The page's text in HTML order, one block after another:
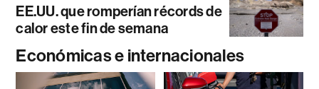
EE.UU. que romperían récords de
calor este fin de semana
Económicas e internacionales